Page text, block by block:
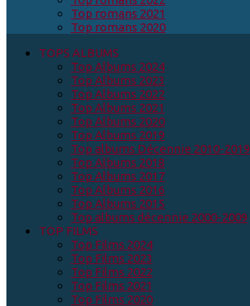
Top romans 2021
Top romans 2020
TOPS ALBUMS
Top Albums 2024
Top Albums 2023
Top Albums 2022
Top Albums 2021
Top Albums 2020
Top Albums 2019
Top albums Décennie 2010-2019
Top Albums 2018
Top Albums 2017
Top Albums 2016
Top Albums 2015
Top albums décennie 2000-2009
TOP FILMS
Top Films 2024
Top Films 2023
Top Films 2022
Top Films 2021
Top Films 2020